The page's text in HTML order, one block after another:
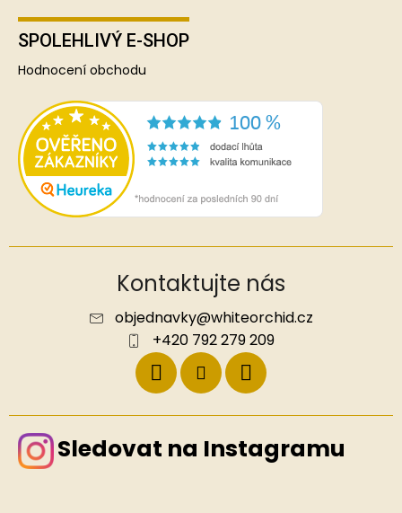
SPOLEHLIVÝ E-SHOP
Hodnocení obchodu
Kontaktujte nás
objednavky@whiteorchid.cz
+420 792 279 209
Sledovat na Instagramu